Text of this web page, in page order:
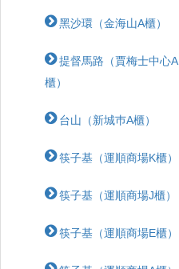
黑沙環（金海山A櫃）
提督馬路（賈梅士中心A
櫃）
台山（新城巿A櫃）
筷子基（運順商場K櫃）
筷子基（運順商場J櫃）
筷子基（運順商場E櫃）